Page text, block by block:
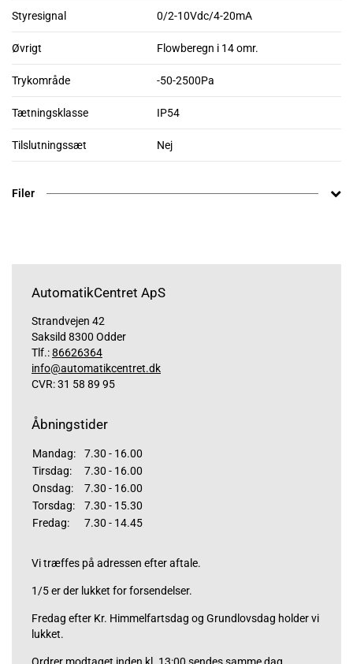
Styresignal 0/2-10Vdc/4-20mA
Øvrigt Flowberegn i 14 omr.
Trykområde -50-2500Pa
Tætningsklasse IP54
Tilslutningssæt Nej
Filer
AutomatikCentret ApS
Strandvejen 42
Saksild 8300 Odder
Tlf.:86626364
info@automatikcentret.dk
CVR: 31 58 89 95
Åbningstider
Mandag:
7.30 - 16.00
Tirsdag:
7.30 - 16.00
Onsdag:
7.30 - 16.00
Torsdag:
7.30 - 15.30
Fredag:
7.30 - 14.45
Vi træffes på adressen efter aftale.
1/5 er der lukket for forsendelser.
Fredag efter Kr. Himmelfartsdag og Grundlovsdag holder vi
lukket.